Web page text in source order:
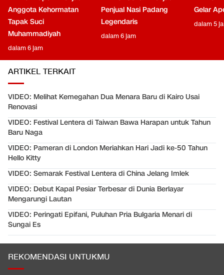
Anggota Kehormatan
Tapak Suci
Muhammadiyah
dalam 6 jam
Penjual Nasi Padang
Legendaris
dalam 6 jam
Gelar
dalam 5
ARTIKEL TERKAIT
VIDEO: Melihat Kemegahan Dua Menara Baru di Kairo Usai
Renovasi
VIDEO: Festival Lentera di Taiwan Bawa Harapan untuk Tahun
Baru Naga
VIDEO: Pameran di London Meriahkan Hari Jadi ke-50 Tahun
Hello Kitty
VIDEO: Semarak Festival Lentera di China Jelang Imlek
VIDEO: Debut Kapal Pesiar Terbesar di Dunia Berlayar
Mengarungi Lautan
VIDEO: Peringati Epifani, Puluhan Pria Bulgaria Menari di
Sungai Es
REKOMENDASI UNTUKMU